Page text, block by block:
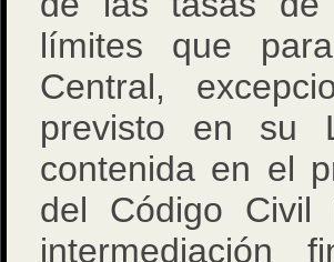
límites que
Central,
previsto en su
contenida en el
del Código
intermediación